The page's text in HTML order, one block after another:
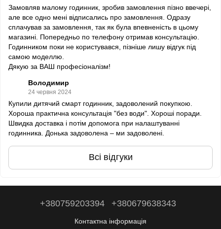
Замовляв малому годинник, зробив замовлення пізно ввечері,
але все одно мені відписались про замовлення. Одразу
сплачував за замовлення, так як була впевненість в цьому
магазині. Попередньо по телефону отримав консультацію.
Годинником поки не користувався, пізніше лишу відгук під
самою моделлю.
Дякую за ВАШ професіоналізм!
Володимир
24 червня 2024
Купили дитячий смарт годинник, задоволений покупкою.
Хороша практична консультація "без води". Хороші поради.
Швидка доставка і потім допомога при налаштуванні
годинника. Донька задоволена – ми задоволені.
Всі відгуки
+380759203394 +380679638343
Контактна інформація